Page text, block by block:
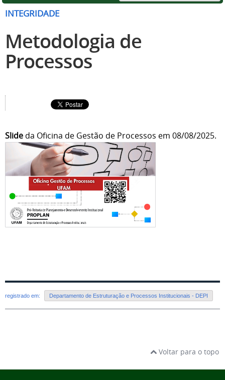
INTEGRIDADE
Metodologia de
Processos
Slide da Oficina de Gestão de Processos em 08/08/2025.
registrado em: Departamento de Estruturação e Processos Institucionais - DEPI
Voltar para o topo